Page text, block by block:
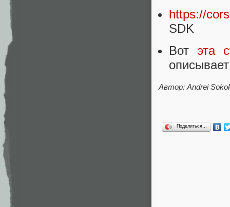
https://
SDK
Вот эта
Автор: Andrei
Поделиться…